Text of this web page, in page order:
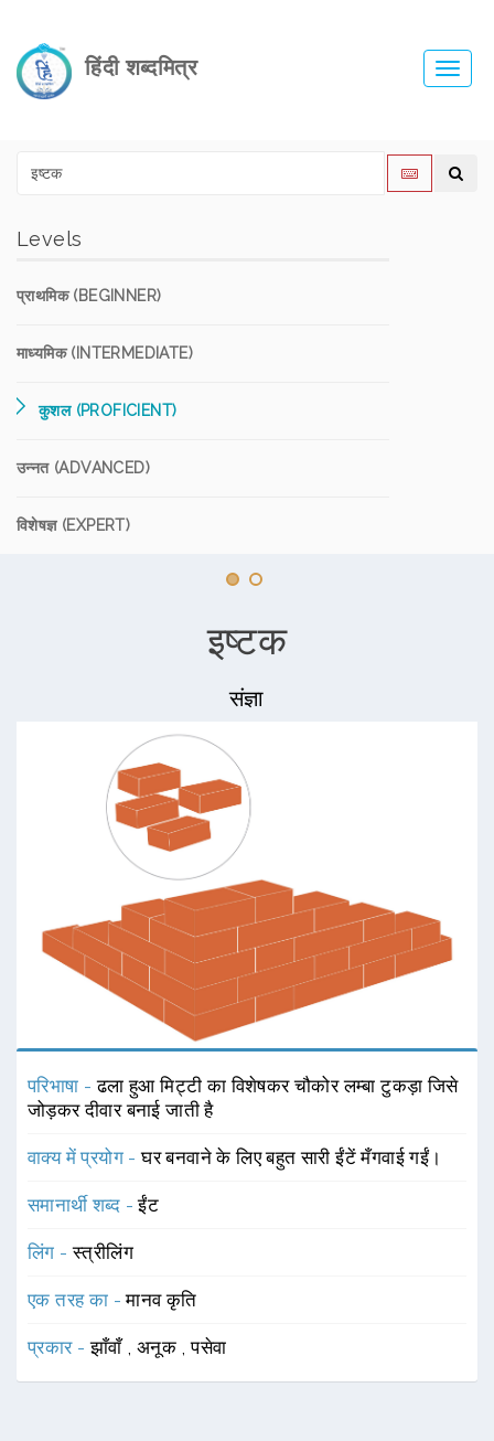
हिंदी शब्दमित्र
Levels
प्राथमिक (BEGINNER)
माध्यमिक (INTERMEDIATE)
कुशल (PROFICIENT)
उन्नत (ADVANCED)
विशेषज्ञ (EXPERT)
इष्टक
संज्ञा
परिभाषा -ढला हुआ मिट्टी का विशेषकर चौकोर लम्बा टुकड़ा जिसे
जोड़कर दीवार बनाई जाती है
वाक्य में प्रयोग -घर बनवाने के लिए बहुत सारी ईंटें मँगवाई गईं।
समानार्थी शब्द -ईंट
लिंग -स्त्रीलिंग
एक तरह का -मानव कृति
प्रकार -झाँवाँ अनूक ,पसेवा